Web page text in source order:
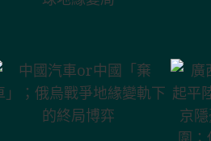
「棄車」；俄烏
戰爭地緣變軌下